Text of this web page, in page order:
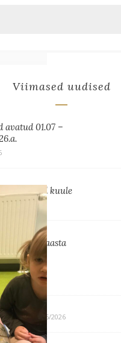
Viimased uudised
avatud 01.07 –
lendasid kuule
õppeaasta
11/06/2026